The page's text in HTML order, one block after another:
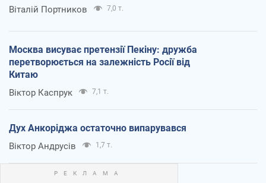
Віталій Портников 7,0 т.
Москва висуває претензії Пекіну: дружба
перетворюється на залежність Росії від
Китаю
Віктор Каспрук 7,1 т.
Дух Анкоріджа остаточно випарувався
Віктор Андрусів 1,7 т.